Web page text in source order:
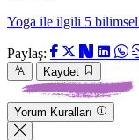
Yoga ile ilgili 5
Paylaş:
Kaydet
Yorum Kuralları